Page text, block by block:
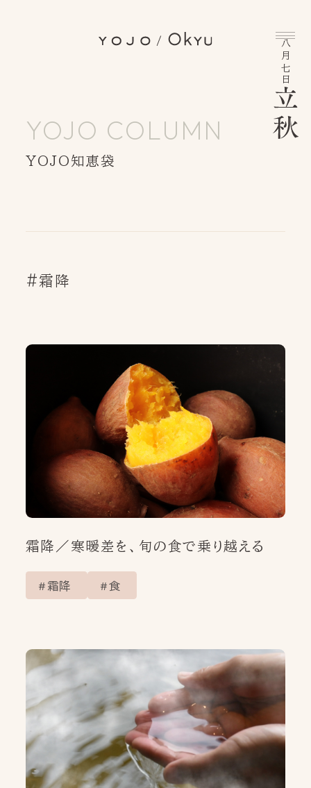
八月七日
お知らせ
PRODUCT OUR PRODUCT
製品情報
PICK UP ITEM
いまの節気のためのお灸
MINDFULNESS
YOJO/OKYUの使い方
POINTOFSEKKI
取扱店舗
ONLINE SHOP
オンラインショップ
FAQ CONTACT
PRIVACY POLICY
YOJO COLUMN
YOJO知恵袋
#霜降
霜降／寒暖差を、旬の食で乗り越える
霜降 食